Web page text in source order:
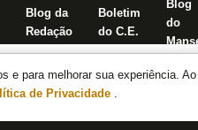
e para melhorar sua experiência.
de Privacidade .
Blog da
Redação
Boletim
do C.E.
Blog
do